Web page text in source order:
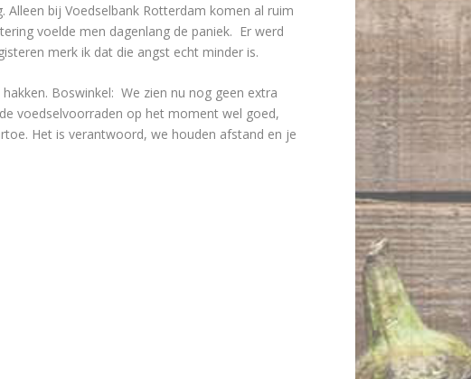
bij Voedselbank Rotterdam komen al ruim
voelde men dagenlang de paniek. Er werd
merk ik dat die angst echt minder is.
Boswinkel: We zien nu nog geen extra
voedselvoorraden op het moment wel goed,
Het is verantwoord, we houden afstand en je